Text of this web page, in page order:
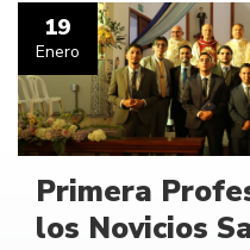
19
Enero
Primera
los Novicios